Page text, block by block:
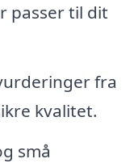
passer til dit
fra
kvalitet.
små